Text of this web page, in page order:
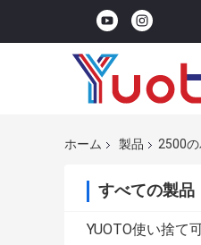
ホーム 製品 2500
すべての製品
YUOTO使い捨て